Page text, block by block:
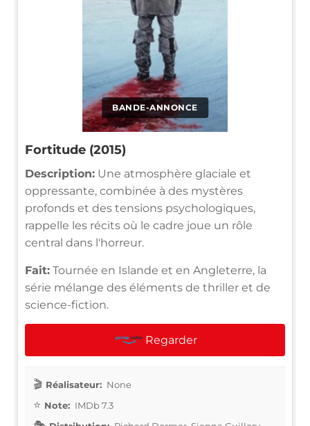
BANDE-ANNONCE
Fortitude (2015)
Description: Une atmosphère glaciale et
oppressante, combinée à des mystères
profonds et des tensions psychologiques,
rappelle les récits où le cadre joue un rôle
central dans l'horreur.
Fait: Tournée en Islande et en Angleterre, la
série mélange des éléments de thriller et de
science-fiction.
Regarder
Réalisateur: None
Note: IMDb 7.3